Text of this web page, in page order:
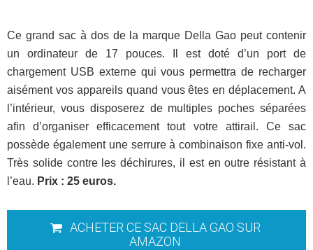
Ce grand sac à dos de la marque Della Gao peut contenir
un ordinateur de 17 pouces. Il est doté d’un port de
chargement USB externe qui vous permettra de recharger
aisément vos appareils quand vous êtes en déplacement. A
l’intérieur, vous disposerez de multiples poches séparées
afin d’organiser efficacement tout votre attirail. Ce sac
possède également une serrure à combinaison fixe anti-vol.
Très solide contre les déchirures, il est en outre résistant à
l’eau. Prix : 25 euros.
ACHETER CE SAC DELLA GAO SUR
AMAZON